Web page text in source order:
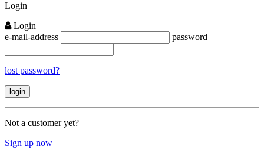
Login
Login
e-mail-address
password
lost password?
Not a customer yet?
Sign up now